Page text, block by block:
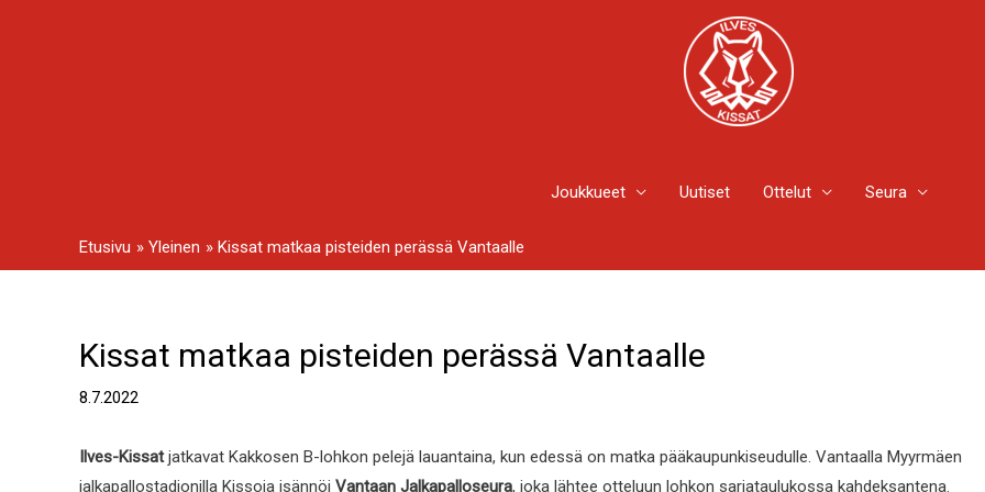
Joukkueet Uutiset Ottelut Seura
Etusivu Yleinen Kissat matkaa pisteiden perässä Vantaalle
Kissat matkaa pisteiden perässä Vantaalle
8.7.2022
Ilves-Kissatjatkavat Kakkosen B-lohkon pelejä lauantaina, kun edessä on matka pääkaupunkiseudulle. Vantaalla Myyrmäen
jalkapallostadionilla Kissoja isännöi Vantaan Jalkapalloseura, joka lähtee otteluun lohkon sarjataulukossa kahdeksantena.
Artikkelien